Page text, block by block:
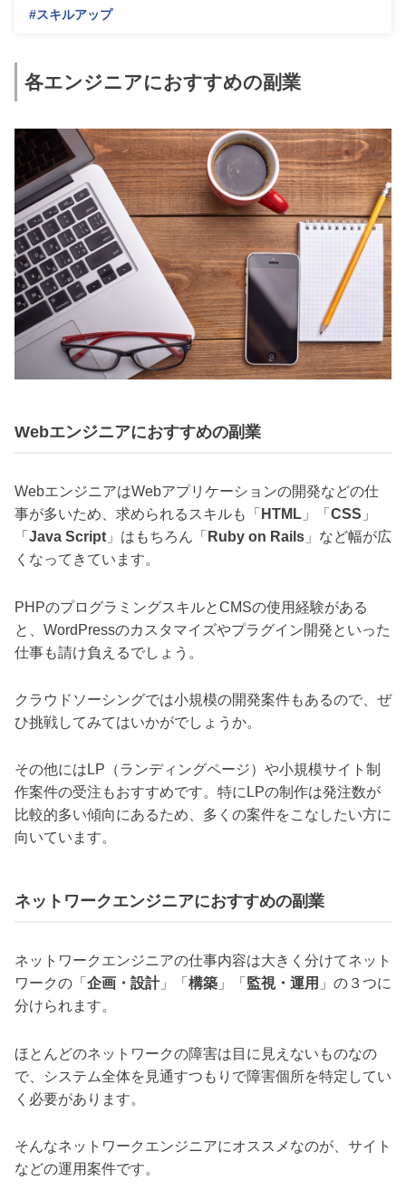
#スキルアップ
各エンジニアにおすすめの副業
Webエンジニアにおすすめの副業
WebエンジニアはWebアプリケーションの開発などの仕
事が多いため、求められるスキルも「 HTML 」「 CSS 」
「 Java Script 」はもちろん「 Ruby on Rails 」など幅が広
くなってきています。
PHPのプログラミングスキルとCMSの使用経験がある
と、WordPressのカスタマイズやプラグイン開発といった
仕事も請け負えるでしょう。
クラウドソーシングでは小規模の開発案件もあるので、ぜ
ひ挑戦してみてはいかがでしょうか。
その他にはLP（ランディングページ）や小規模サイト制
作案件の受注もおすすめです。特にLPの制作は発注数が
比較的多い傾向にあるため、多くの案件をこなしたい方に
向いています。
ネットワークエンジニアにおすすめの副業
ネットワークエンジニアの仕事内容は大きく分けてネット
ワークの「 企画・設計」「 構築 」「 監視・運用 」の３つに
分けられます。
ほとんどのネットワークの障害は目に見えないものなの
で、システム全体を見通すつもりで障害個所を特定してい
く必要があります。
そんなネットワークエンジニアにオススメなのが、サイト
などの運用案件です。